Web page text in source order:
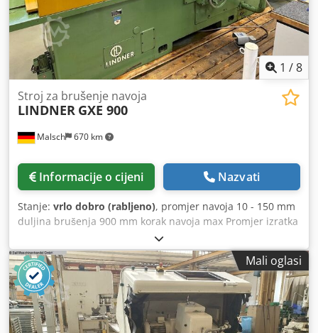
1 /8
Malsch 670 km
Stroj za brušenje navoja
LINDNER GXE 900
Informacije o cijeni Nazvati
Stanje: vrlo dobro (rabljeno), promjer navoja 10 - 150 mm
duljina brušenja 900 mm korak navoja max Promjer izratka
max 260 / 340 mm duljina navoja max 50 mm središnji
razmak 1200 mm središnja visina 1100 mm Dkjdpfx Aoyb S
N Ssi Ner promjer brusne ploče 275 - 400 mm širina
brusne ploče 14/20/30/40/50 Okretna glava za mljevenje,
strana 4 desno / 1 lijevo ° hod brusne ploče max Obodna
brzina max 35 m/s ukupna potrebna snaga 14 kW Težina
stroja cca 5,8 t Potreban prostor cca 5,0 x 2,0 x 2,1 m
Mali oglasi